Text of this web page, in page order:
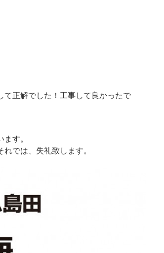
て正解でした！工事して良かったで
す。
では、失礼致します。